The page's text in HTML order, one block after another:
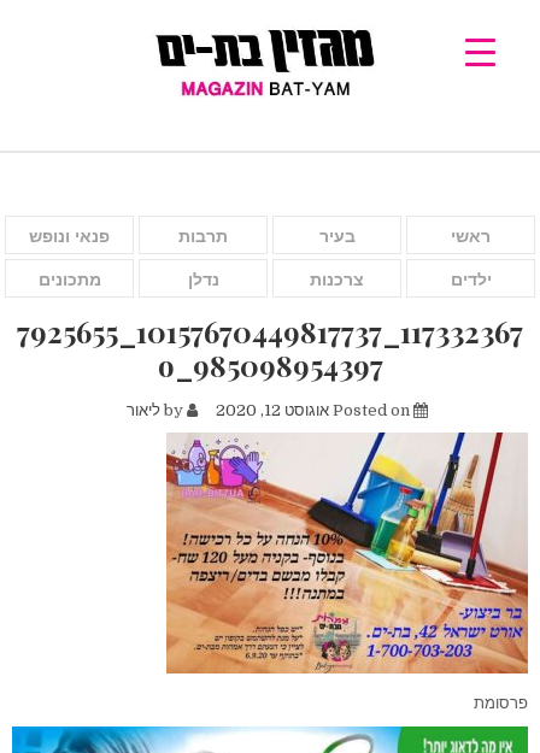
ראשי בעיר תרבות פנאי ונופש
ילדים צרכנות נדלן מתכונים
117332367_10157670449817737_7925655
985098954397_o
אוגוסט 12, 2020 ליאור
פרסומת